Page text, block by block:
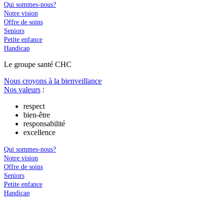
Qui sommes-nous?
Notre vision
Offre de soins
Seniors
Petite enfance
Handicap
Le groupe santé CHC
Nous croyons à la bienveillance
Nos valeurs :
respect
bien-être
responsabilité
excellence
Qui sommes-nous?
Notre vision
Offre de soins
Seniors
Petite enfance
Handicap